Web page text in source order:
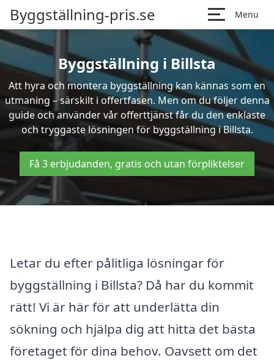
Byggställning-pris.se Menu
Byggställning i Billsta
Att hyra och montera byggställning kan kännas som en
utmaning – särskilt i offertfasen. Men om du följer denna
guide och använder vår offerttjänst får du den enklaste
och tryggaste lösningen för byggställning i Billsta.
Få 3 erbjudanden, gratis och utan förpliktelser
Letar du efter pålitliga lösningar för
byggställning i Billsta? Då har du kommit
rätt! Vi är här för att underlätta din
sökning och hjälpa dig att hitta det bästa
företaget för dina behov. Oavsett om det